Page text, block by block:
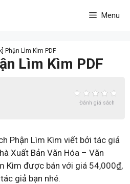
Menu
Phận Lìm Kìm PDF
Lìm Kìm PDF
Đánh giá sách
Phận Lìm Kìm viết bởi tác giả
Xuất Bản Văn Hóa – Văn
Kìm được bán với giá 54,000₫,
giả bạn nhé.